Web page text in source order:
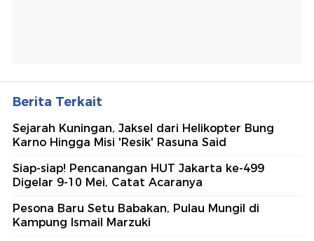
Berita Terkait
Sejarah Kuningan, Jaksel dari Helikopter Bung
Karno Hingga Misi 'Resik' Rasuna Said
Siap-siap! Pencanangan HUT Jakarta ke-499
Digelar 9-10 Mei, Catat Acaranya
Pesona Baru Setu Babakan, Pulau Mungil di
Kampung Ismail Marzuki